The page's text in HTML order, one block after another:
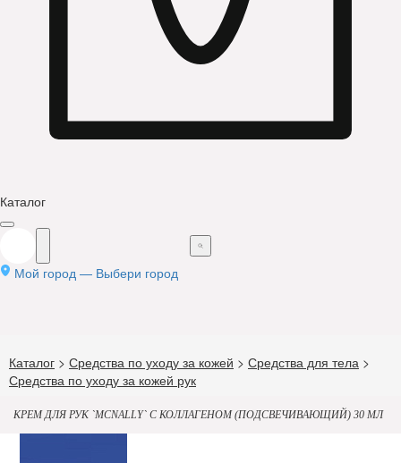
Каталог
Мой город — Выбери город
Каталог > Средства по уходу за кожей > Средства для тела >
Средства по уходу за кожей рук
КРЕМ ДЛЯ РУК `MCNALLY` С КОЛЛАГЕНОМ (ПОДСВЕЧИВАЮЩИЙ) 30 МЛ